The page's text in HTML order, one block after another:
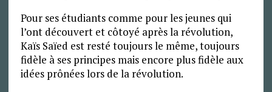
Pour ses étudiants comme pour les jeunes qui
l’ont découvert et côtoyé après la révolution,
Kaïs Saïed est resté toujours le même, toujours
fidèle à ses principes mais encore plus fidèle aux
idées prônées lors de la révolution.